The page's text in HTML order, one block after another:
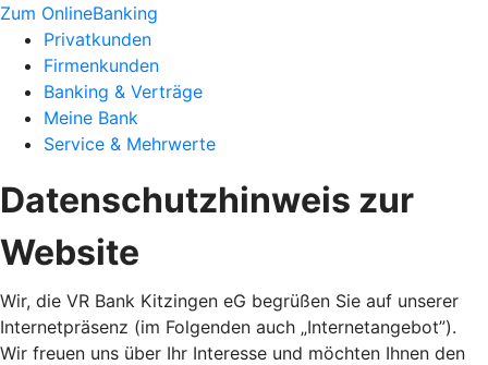
Zum OnlineBanking
Privatkunden
Firmenkunden
Banking & Verträge
Meine Bank
Service & Mehrwerte
Datenschutzhinweis zur
Website
Wir, die VR Bank Kitzingen eG begrüßen Sie auf unserer
Internetpräsenz (im Folgenden auch „Internetangebot”).
Wir freuen uns über Ihr Interesse und möchten Ihnen den